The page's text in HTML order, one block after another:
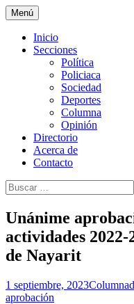
La Yunta de
Menú Ir
al
contenido
Inicio
Secciones
Política
Policiaca
Sociedad
Deportes
Columna
Opinión
Directorio
Acerca de
Contacto
Buscar:
Unánime
actividades
de Nayarit
1 septiembre, 2023Columna
aprobación